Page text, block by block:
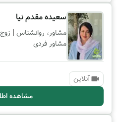
سعیده مقدم نیا
مشاور، روانشناس |
مشاور فردی
آنلاین
مشاهده